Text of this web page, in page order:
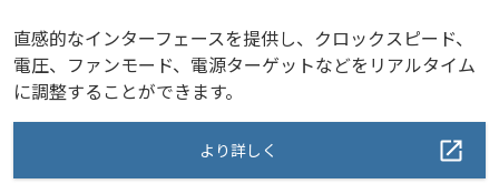
直感的なインターフェースを提供し、クロックスピード、
電圧、ファンモード、電源ターゲットなどをリアルタイム
に調整することができます。
より詳しく